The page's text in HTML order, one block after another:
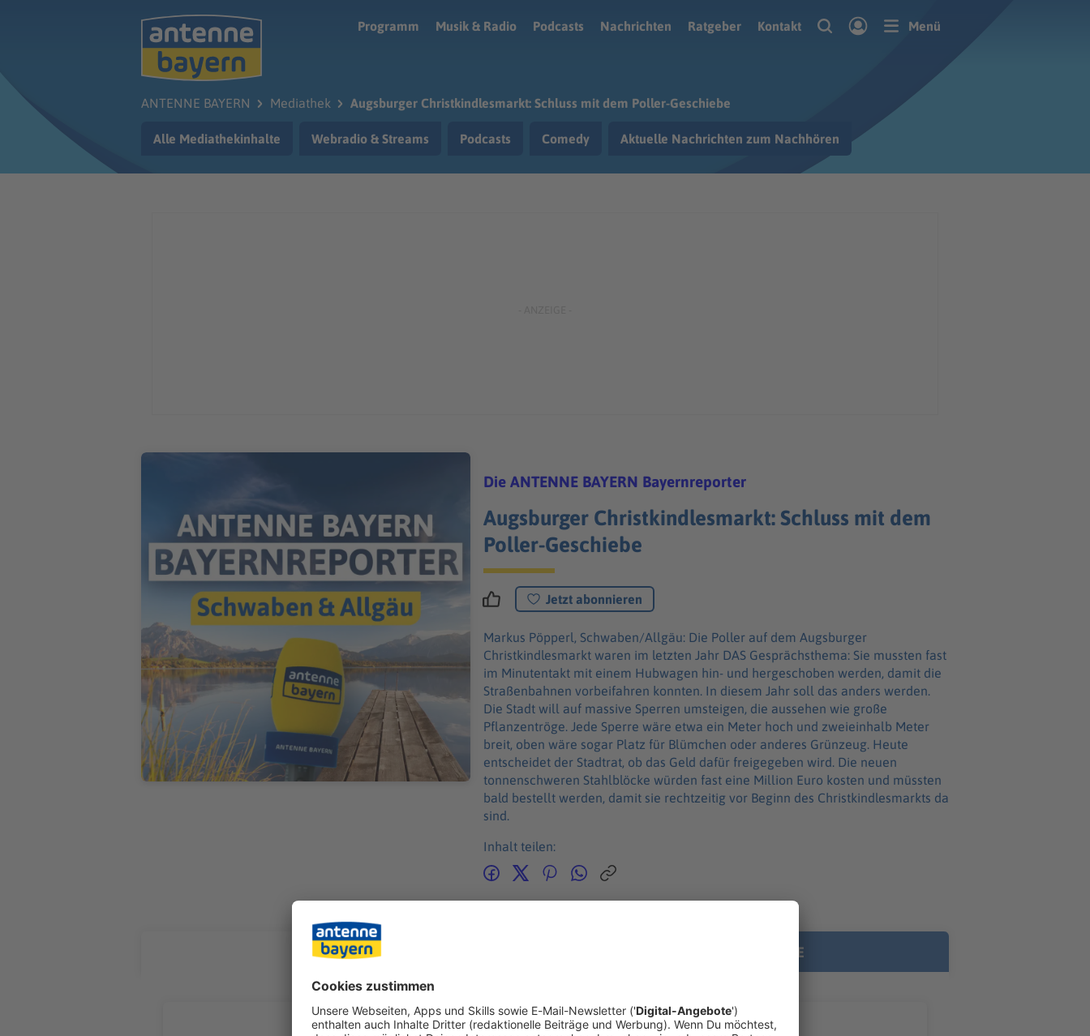
Programm
Musik & Radio Podcasts Nachrichten Ratgeber Kontakt Menü
ANTENNE BAYERN Mediathek Augsburger Christkindlesmarkt: Schluss mit dem Poller-Geschiebe
Alle Mediathekinhalte Webradio & Streams Podcasts Comedy Aktuelle Nachrichten zum Nachhören
Die ANTENNE BAYERN Bayernreporter
Augsburger Christkindlesmarkt: Schluss mit dem
Poller-Geschiebe
Jetzt abonnieren
Markus Pöpperl, Schwaben/Allgäu: Die Poller auf dem Augsburger
Christkindlesmarkt waren im letzten Jahr DAS Gesprächsthema: Sie mussten fast
im Minutentakt mit einem Hubwagen hin- und hergeschoben werden, damit die
Straßenbahnen vorbeifahren konnten. In diesem Jahr soll das anders werden.
Die Stadt will auf massive Sperren umsteigen, die aussehen wie große
Pflanzentröge. Jede Sperre wäre etwa ein Meter hoch und zweieinhalb Meter
breit, oben wäre sogar Platz für Blümchen oder anderes Grünzeug. Heute
entscheidet der Stadtrat, ob das Geld dafür freigegeben wird. Die neuen
tonnenschweren Stahlblöcke würden fast eine Million Euro kosten und müssten
bald bestellt werden, damit sie rechtzeitig vor Beginn des Christkindlesmarkts da
sind.
Inhalt teilen:
ALLE FOLGEN ANDERE INHALTE
Kaufvertrag unterschrieben: Würzburg kauft Grundstück für Arena